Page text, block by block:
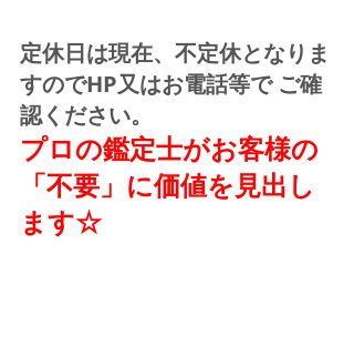
定休日は現在、不定休となりま
すのでHP又はお電話等で ご確
認ください。
プロの鑑定士がお客様の
「不要」に価値を見出し
ます☆